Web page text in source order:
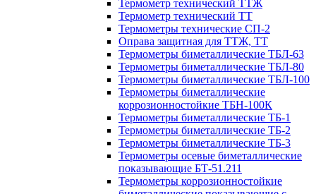
Термометр технический ТТЖ
Термометр технический ТТ
Термометры технические СП-2
Оправа защитная для ТТЖ, ТТ
Термометры биметаллические ТБЛ-63
Термометры биметаллические ТБЛ-80
Термометры биметаллические ТБЛ-100
Термометры биметаллические
коррозионностойкие ТБН-100К
Термометры биметаллические ТБ-1
Термометры биметаллические ТБ-2
Термометры биметаллические ТБ-3
Термометры осевые биметаллические
показывающие БТ-51.211
Термометры коррозионностойкие